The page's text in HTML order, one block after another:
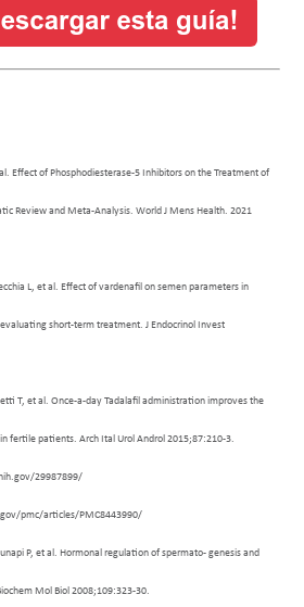
Effect of Phosphodiesterase-5 Inhibitors on the Treatment of
Review and Meta-Analysis. World J Mens Health. 2021
L, et al. Effect of vardenafil on semen parameters in
short-term treatment. J Endocrinol Invest
T, et al. Once-a-day Tadalafil administration improves the
fertile patients. Arch Ital Urol Androl 2015;87:210-3.
29987899/
pmc/articles/PMC8443990/
P, et al. Hormonal regulation of spermato- genesis and
Mol Biol 2008;109:323-30.